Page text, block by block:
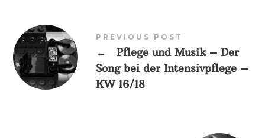
PREVIOUS POST
←
Pflege und Musik – Der
Song bei der Intensivpflege –
KW 16/18